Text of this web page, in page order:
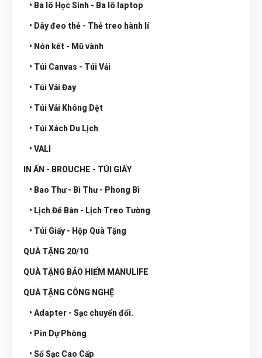
• Ba lô Học Sinh - Ba lô laptop
• Dây đeo thẻ - Thẻ treo hành lí
• Nón kết - Mũ vành
• Túi Canvas - Túi Vải
• Túi Vải Đay
• Túi Vải Không Dệt
• Túi Xách Du Lịch
• VALI
IN ẤN - BROUCHE - TÚI GIẤY
• Bao Thư - Bì Thư - Phong Bì
• Lịch Để Bàn - Lịch Treo Tường
• Túi Giấy - Hộp Quà Tặng
QUÀ TẶNG 20/10
QUÀ TẶNG BẢO HIỂM MANULIFE
QUÀ TẶNG CÔNG NGHỆ
• Adapter - Sạc chuyển đổi.
• Pin Dự Phòng
• Sổ Sạc Cao Cấp